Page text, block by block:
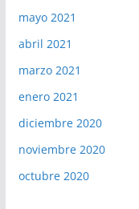
mayo 2021
abril 2021
marzo 2021
enero 2021
diciembre 2020
noviembre 2020
octubre 2020